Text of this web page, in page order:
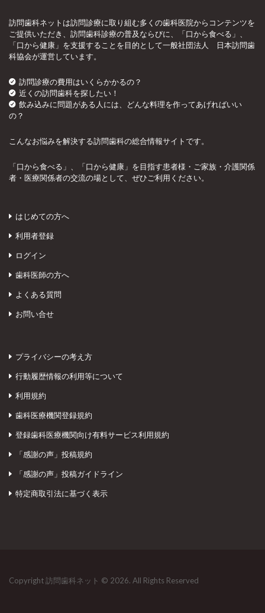
訪問歯科ネットは訪問診療に取り組む多くの歯科医院からコンテンツを
ご提供いただき、訪問歯科診療の普及ならびに、「口から食べる」、
「口から健康」を支援することを目的として一般社団法人 日本訪問歯
科協会が運営しています。
訪問診療の費用はいくらかかるの？
近くの訪問歯科を探したい！
飲み込みに問題がある人には、どんな料理を作ってあげればいい
の？
こんなお悩みを解決する訪問歯科の総合情報サイトです。
「口から食べる」、「口から健康」を目指す患者様・ご家族・介護関係
者・医療関係者の交流の場として、ぜひご利用ください。
はじめての方へ
利用者登録
ログイン
歯科医師の方へ
よくある質問
お問い合せ
プライバシーの考え方
行動履歴情報の利用等について
利用規約
歯科医療機関登録規約
登録歯科医療機関向け有料サービス利用規約
「感謝の声」投稿規約
「感謝の声」投稿ガイドライン
特定商取引法に基づく表示
Copyright 訪問歯科ネット © 2026. All Rights Reserved